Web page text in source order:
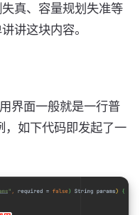
真、容量规划失准等
讲这块内容。
界面一般就是一行普
，如下代码即发起了一